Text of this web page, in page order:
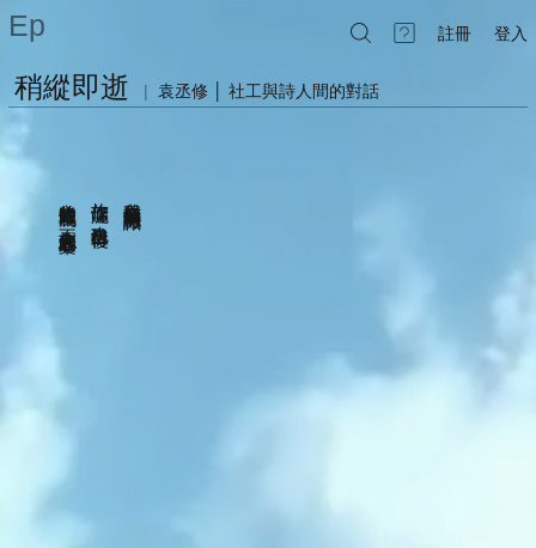
Ep 註冊 登入
稍縱即逝 | 袁丞修 │ 社工與詩人間的對話
故作瀟灑 也酸自己肖傻
之後的路載浮載沉 不忘握住真心的船槳